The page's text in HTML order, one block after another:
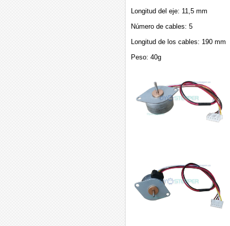
Longitud del eje: 11,5 mm
Número de cables: 5
Longitud de los cables: 190 mm
Peso: 40g